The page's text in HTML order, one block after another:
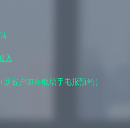
入
（新客户加客服助手电报预约）